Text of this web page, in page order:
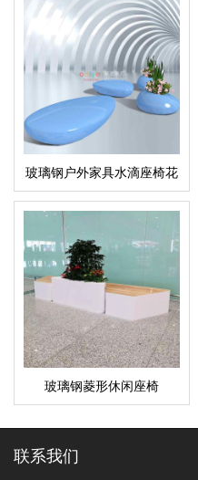
玻璃钢户外家具水滴座椅花
盆坐凳
玻璃钢菱形休闲座椅
联系我们